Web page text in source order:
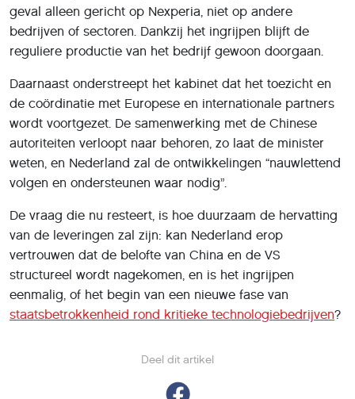
Deel dit artikel
geval alleen gericht op Nexperia, niet op andere
bedrijven of sectoren. Dankzij het ingrijpen blijft de
reguliere productie van het bedrijf gewoon doorgaan.
Daarnaast onderstreept het kabinet dat het toezicht en
de coördinatie met Europese en internationale partners
wordt voortgezet. De samenwerking met de Chinese
autoriteiten verloopt naar behoren, zo laat de minister
weten, en Nederland zal de ontwikkelingen “nauwlettend
volgen en ondersteunen waar nodig”.
De vraag die nu resteert, is hoe duurzaam de hervatting
van de leveringen zal zijn: kan Nederland erop
vertrouwen dat de belofte van China en de VS
structureel wordt nagekomen, en is het ingrijpen
eenmalig, of het begin van een nieuwe fase van
staatsbetrokkenheid rond kritieke technologiebedrijven?